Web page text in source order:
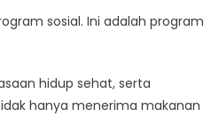
sosial. Ini adalah program
hidup sehat, serta
hanya menerima makanan